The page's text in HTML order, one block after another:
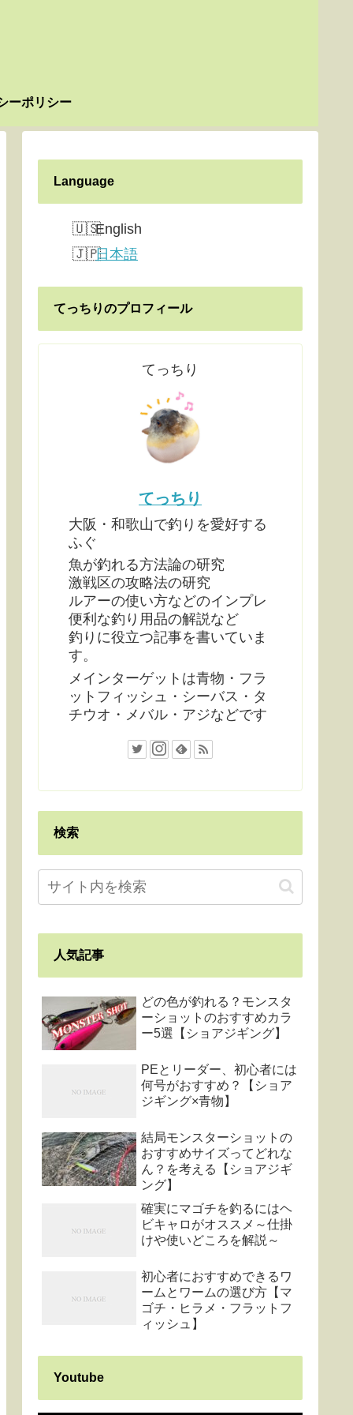
ーポリシー
Language
English
日本語
てっちりのプロフィール
てっちり
てっちり
大阪・和歌山で釣りを愛好する
ふぐ
魚が釣れる方法論の研究
激戦区の攻略法の研究
ルアーの使い方などのインプレ
便利な釣り用品の解説など
釣りに役立つ記事を書いていま
す。
メインターゲットは青物・フラ
ットフィッシュ・シーバス・タ
チウオ・メバル・アジなどです
検索
人気記事
どの色が釣れる？モンスタ
ーショットのおすすめカラ
ー5選【ショアジギング】
PEとリーダー、初心者には
何号がおすすめ？【ショア
ジギング×青物】
結局モンスターショットの
おすすめサイズってどれな
ん？を考える【ショアジギ
ング】
確実にマゴチを釣るにはヘ
ビキャロがオススメ～仕掛
けや使いどころを解説～
初心者におすすめできるワ
ームとワームの選び方【マ
ゴチ・ヒラメ・フラットフ
ィッシュ】
Youtube